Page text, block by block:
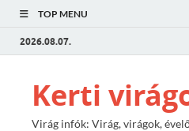
TOP MENU
2026.08.07.
Kerti
Virág infók: Virág, virágok,